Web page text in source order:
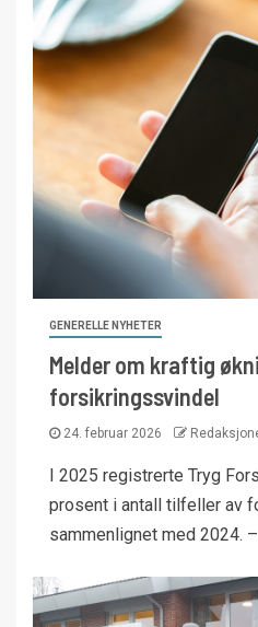
GENERELLE NYHETER
Melder om kraftig
forsikringssvindel
24. februar 2026
I 2025 registrerte Tryg
prosent i antall tilfeller av
sammenlignet med 2024. –